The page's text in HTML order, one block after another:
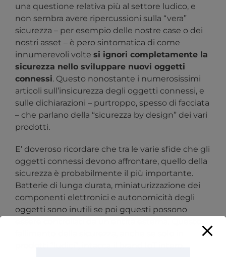
una questione relativa più al settore ludico, e
non sembra avere ripercussioni sulla “vera”
sicurezza – per esempio delle nostre case o dei
nostri asset – è pero sintomatica di come
innumerevoli volte si ignori completamente la
sicurezza nello sviluppare nuovi oggetti
connessi. Questo nonostante i numerosissimi
articoli sull’insicurezza degli oggetti connessi, e
sulle dichiarazioni – purtroppo, spesso di facciata
– che parlano della “sicurezza by design” dei vari
prodotti.
E’ doveroso ricordare che tra le varie sfide che gli
oggetti connessi devono affrontare, quello della
sicurezza è probabilmente il più importante.
Batterie di lunga durata, miniaturizzazione dei
componenti elettronici e autonomicità degli
oggetti sono inutili se poi gquesti possono